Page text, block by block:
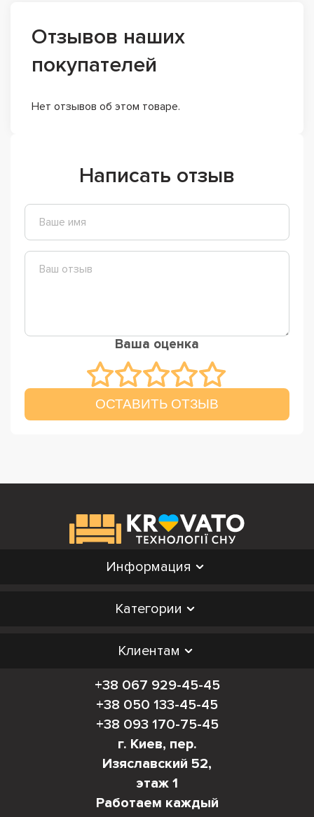
Отзывов наших
покупателей
Нет отзывов об этом товаре.
Написать отзыв
Ваша оценка
ОСТАВИТЬ ОТЗЫВ
Информация
Категории
Клиентам
+38 067 929-45-45
+38 050 133-45-45
+38 093 170-75-45
г. Киев, пер.
Изяславский 52,
этаж 1
Работаем каждый